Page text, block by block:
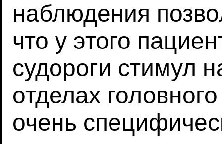
наблюдения
что у этого
судороги стимул
отделах
очень